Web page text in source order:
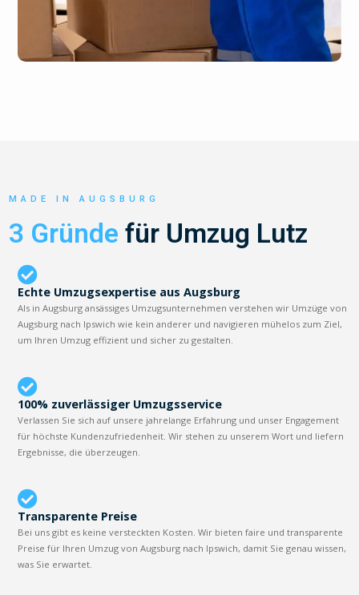
MADE IN AUGSBURG
3 Gründe für Umzug Lutz
Echte Umzugsexpertise aus Augsburg
Als in Augsburg ansässiges Umzugsunternehmen verstehen wir Umzüge von
Augsburg nach Ipswich wie kein anderer und navigieren mühelos zum Ziel,
um Ihren Umzug effizient und sicher zu gestalten.
100% zuverlässiger Umzugsservice
Verlassen Sie sich auf unsere jahrelange Erfahrung und unser Engagement
für höchste Kundenzufriedenheit. Wir stehen zu unserem Wort und liefern
Ergebnisse, die überzeugen.
Transparente Preise
Bei uns gibt es keine versteckten Kosten. Wir bieten faire und transparente
Preise für Ihren Umzug von Augsburg nach Ipswich, damit Sie genau wissen,
was Sie erwartet.